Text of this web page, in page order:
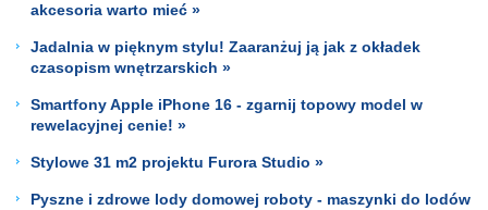
akcesoria warto mieć »
Jadalnia w pięknym stylu! Zaaranżuj ją jak z okładek
czasopism wnętrzarskich »
Smartfony Apple iPhone 16 - zgarnij topowy model w
rewelacyjnej cenie! »
Stylowe 31 m2 projektu Furora Studio »
Pyszne i zdrowe lody domowej roboty - maszynki do lodów